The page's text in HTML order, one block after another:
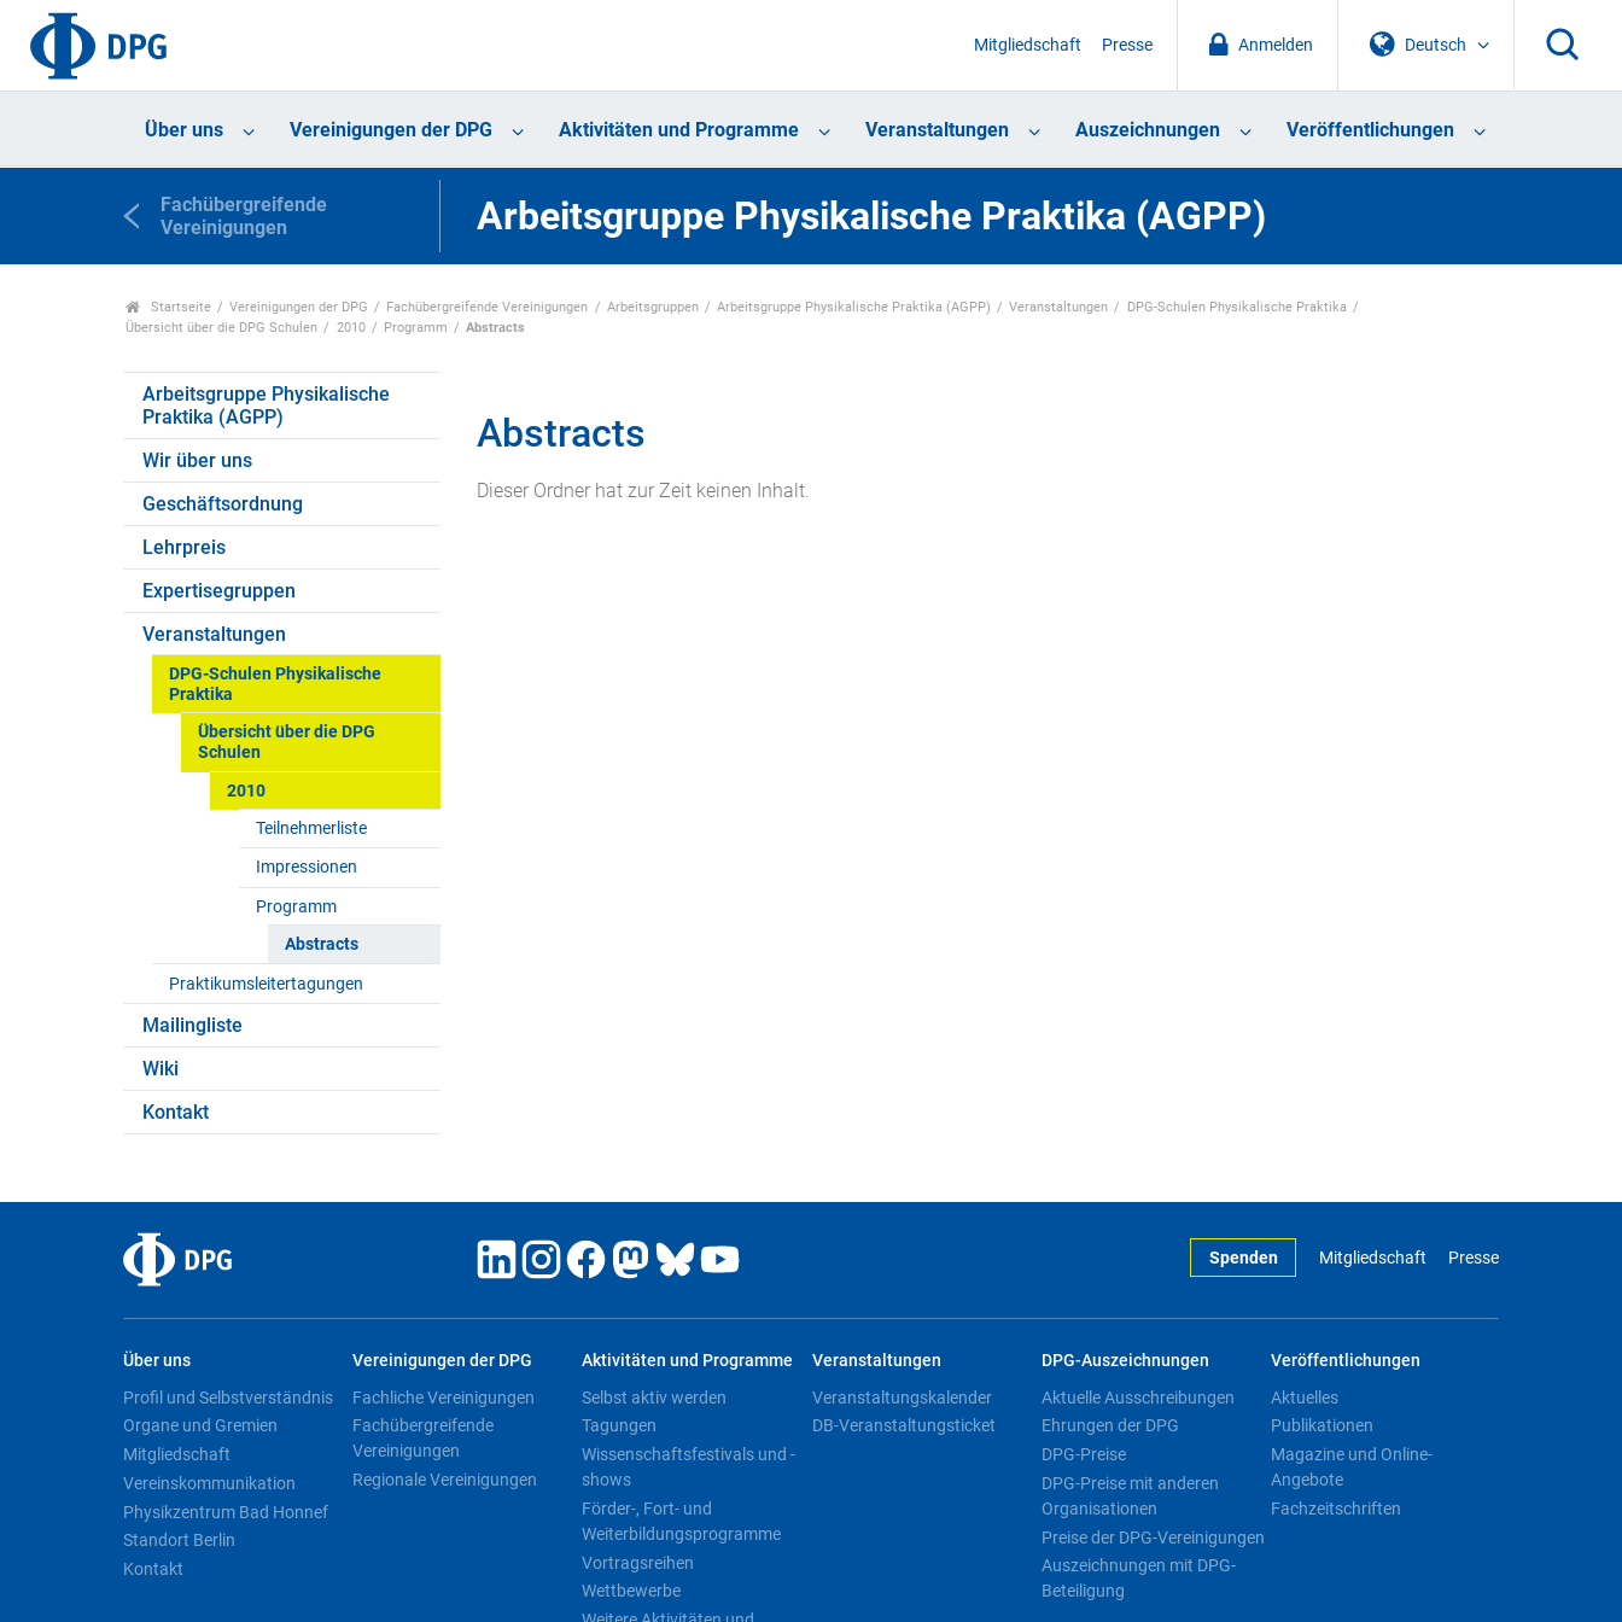
Deutsch
Anmelden
Mitgliedschaft Presse
Über uns Vereinigungen der DPG Aktivitäten und Programme Veranstaltungen Auszeichnungen Veröffentlichungen
Fachübergreifende
Vereinigungen
Arbeitsgruppe Physikalische Praktika (AGPP)
Startseite Vereinigungen der DPG Fachübergreifende Vereinigungen Arbeitsgruppen Arbeitsgruppe Physikalische Praktika (AGPP) Veranstaltungen
DPG-Schulen Physikalische Praktika
Übersicht über die DPG Schulen
2010 Programm Abstracts
Arbeitsgruppe Physikalische
Praktika (AGPP)
Wir über uns
Geschäftsordnung
Lehrpreis
Expertisegruppen
Veranstaltungen
DPG-Schulen Physikalische
Praktika
Übersicht über die DPG
Schulen
2010
Teilnehmerliste
Impressionen
Programm
Abstracts
Praktikumsleitertagungen
Mailingliste
Wiki
Kontakt
Abstracts
Dieser Ordner hat zur Zeit keinen Inhalt.
Spenden Mitgliedschaft Presse
Über uns
Profil und Selbstverständnis
Organe und Gremien
Mitgliedschaft
Vereinskommunikation
Physikzentrum Bad Honnef
Standort Berlin
Kontakt
Vereinigungen der DPG
Fachliche Vereinigungen
Fachübergreifende
Vereinigungen
Regionale Vereinigungen
Aktivitäten und Programme
Selbst aktiv werden
Tagungen
Wissenschaftsfestivals und -
shows
Förder-, Fort- und
Weiterbildungsprogramme
Vortragsreihen
Wettbewerbe
Veranstaltungen
Veranstaltungskalender
DB-Veranstaltungsticket
DPG-Auszeichnungen
Aktuelle Ausschreibungen
Ehrungen der DPG
DPG-Preise
DPG-Preise mit anderen
Organisationen
Preise der DPG-Vereinigungen
Auszeichnungen mit DPG-
Beteiligung
Veröffentlichungen
Aktuelles
Publikationen
Magazine und Online-
Angebote
Fachzeitschriften